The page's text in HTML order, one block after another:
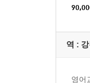
역 : 강
영어